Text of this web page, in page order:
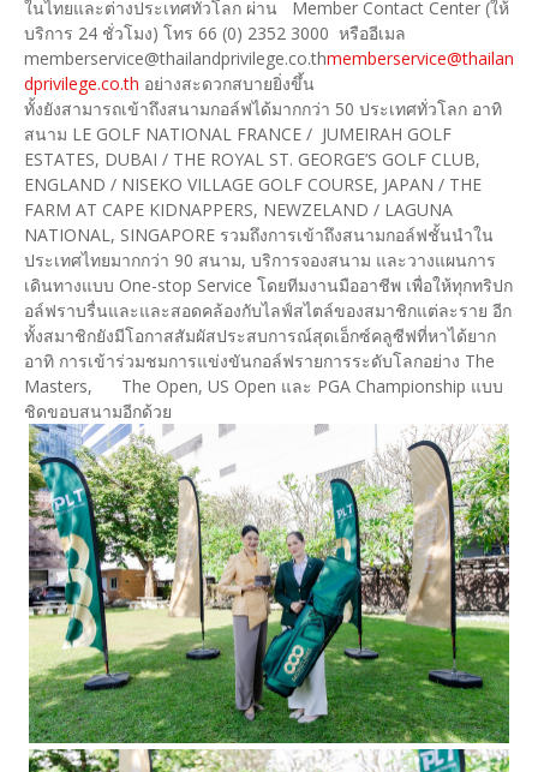
ในไทยและต่างประเทศทั่วโลก ผ่าน Member Contact Center (ให้
บริการ 24 ชั่วโมง) โทร 66 (0) 2352 3000 หรืออีเมล
memberservice@thailandprivilege.co.thmemberservice@thailan
dprivilege.co.th อย่างสะดวกสบายยิ่งขึ้น
ทั้งยังสามารถเข้าถึงสนามกอล์ฟได้มากกว่า 50 ประเทศทั่วโลก อาทิ
สนาม LE GOLF NATIONAL FRANCE / JUMEIRAH GOLF
ESTATES, DUBAI / THE ROYAL ST. GEORGE’S GOLF CLUB,
ENGLAND / NISEKO VILLAGE GOLF COURSE, JAPAN / THE
FARM AT CAPE KIDNAPPERS, NEWZELAND / LAGUNA
NATIONAL, SINGAPORE รวมถึงการเข้าถึงสนามกอล์ฟชั้นนำใน
ประเทศไทยมากกว่า 90 สนาม, บริการจองสนาม และวางแผนการ
เดินทางแบบ One-stop Service โดยทีมงานมืออาชีพ เพื่อให้ทุกทริปก
อล์ฟราบรื่นและและสอดคล้องกับไลฟ์สไตล์ของสมาชิกแต่ละราย อีก
ทั้งสมาชิกยังมีโอกาสสัมผัสประสบการณ์สุดเอ็กซ์คลูซีฟที่หาได้ยาก
อาทิ การเข้าร่วมชมการแข่งขันกอล์ฟรายการระดับโลกอย่าง The
Masters, The Open, US Open และ PGA Championship แบบ
ชิดขอบสนามอีกด้วย